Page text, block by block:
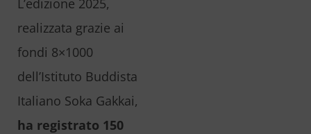
realizzata grazie ai
fondi 8×1000
dell’Istituto Buddista
Italiano Soka Gakkai,
ha registrato 150